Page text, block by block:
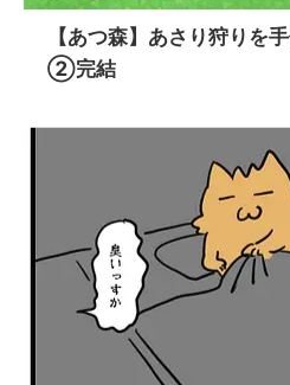
【あつ森】あさり狩りを
②完結